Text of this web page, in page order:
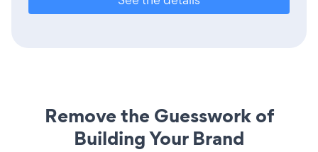
Remove the Guesswork of
Building Your Brand